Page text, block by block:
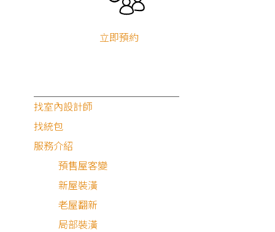
立即預約
找室內設計師
找統包
服務介紹
預售屋客變
新屋裝潢
老屋翻新
局部裝潢